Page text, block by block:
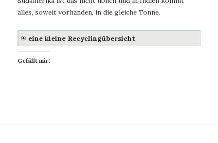
alles, soweit vorhanden, in die gleiche Tonne.
eine kleine Recyclingübersicht
Gefällt mir: